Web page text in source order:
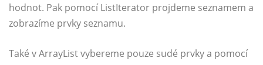
hodnot. Pak pomocí ListIterator projdeme seznamem a
zobrazíme prvky seznamu.
Také v ArrayList vybereme pouze sudé prvky a pomocí